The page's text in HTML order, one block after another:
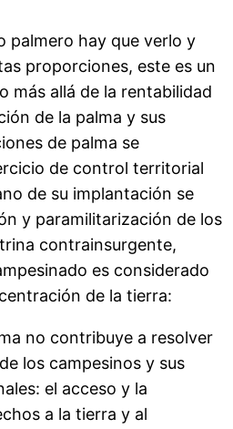
palmero hay que verlo y
proporciones, este es un
más allá de la rentabilidad
de la palma y sus
de palma se
de control territorial
de su implantación se
y paramilitarización de los
contrainsurgente,
es considerado
de la tierra:
no contribuye a resolver
los campesinos y sus
el acceso y la
a la tierra y al